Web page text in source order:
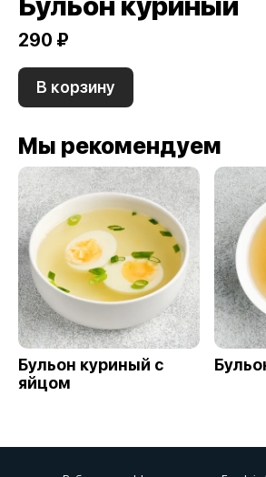
290 ₽
В корзину
Мы рекомендуем
Бульон куриный с
яйцом